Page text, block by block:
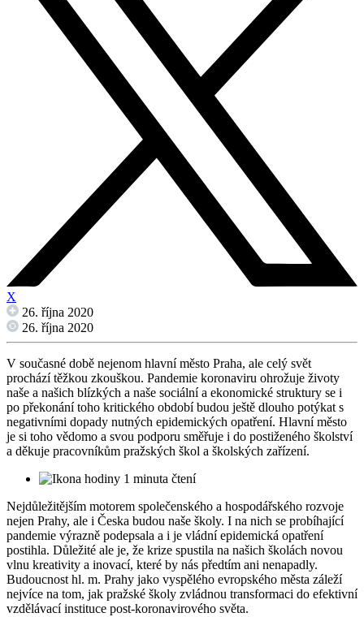
X
26. října 2020
26. října 2020
V současné době nejenom hlavní město Praha, ale celý svět
prochází těžkou zkouškou. Pandemie koronaviru ohrožuje životy
naše a našich blízkých a naše sociální a ekonomické struktury se i
po překonání toho kritického období budou ještě dlouho potýkat s
negativními dopady nutných epidemických opatření. Hlavní město
je si toho vědomo a svou podporu směřuje i do postiženého školství
a děkuje pracovníkům pražských škol a školských zařízení.
1 minuta čtení
Nejdůležitějším motorem společenského a hospodářského rozvoje
nejen Prahy, ale i Česka budou naše školy. I na nich se probíhající
pandemie výrazně podepsala a i je vládní epidemická opatření
postihla. Důležité ale je, že krize spustila na našich školách novou
vlnu kreativity a inovací, které by nás předtím ani nenapadly.
Budoucnost hl. m. Prahy jako vyspělého evropského města záleží
nejvíce na tom, jak pražské školy zvládnou transformaci do efektivní
vzdělávací instituce post-koronavirového světa.